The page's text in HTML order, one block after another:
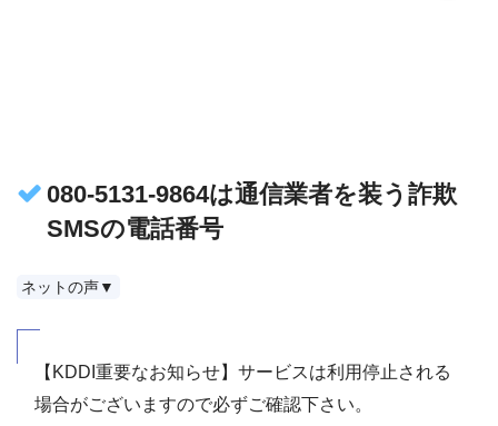
080-5131-9864は通信業者を装う詐欺
SMSの電話番号
ネットの声▼
【KDDI重要なお知らせ】サービスは利用停止される
場合がございますので必ずご確認下さい。